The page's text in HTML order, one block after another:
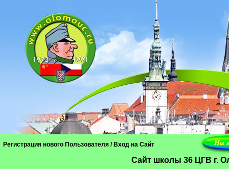
Регистрация нового Пользователя / Вход на Сайт
Cайт школы 36 ЦГВ г.